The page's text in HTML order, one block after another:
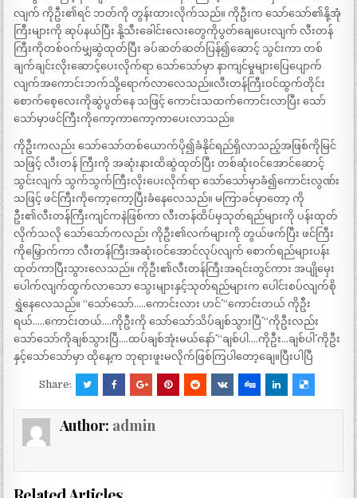
လျက် ကိုဦး၏ရင် ဘတ်ကို တွန်းထားလိုက်သည်။ ကိုဦးက သော်သော်၏နို့အုံ
ကြီးများကို ဆုပ်နယ်ပြီး နို့သီးခေါင်းလေးတွေကိုပွတ်ချေပေးလျက် လီးတန်
ကြီးကိုတစ်ဝက်မျှဆွဲထုတ်ပြီး ခပ်ဆတ်ဆတ်ပြန်၍ဆောင့် သွင်းကာ တစ်
ချက်ချင်းလိုးဆောင့်ပေးလိုက်ရာ သော်သော်မှာ နာကျင်မှုများပြေပျောက်
လျက်အကောင်းဘက်သို့ရောက်လာလေသည်။လီးတန်ကြီးဝင်ထွက်တိုင်း
စောက်စေ့လေးကိုဆွဲပွတ်နေ သဖြင့် ကောင်းသထက်ကောင်းလာပြီး သော်
သော်မှာဖင်ကြီးကိုကော့ကာကော့ကာပေးလာသည်။
ကိုဦးကလည်း သော်သော်တစ်ယောက်ပို၍ခံနိုင်ရည်ရှိလာသည့်အဖြစ်ကိုမြင်
သဖြင့် လီးတန် ကြီးကို အဆုံးနားထိဆွဲထုတ်ပြီး တစ်ဆုံးဝင်အောင်ဆောင့်
သွင်းလျက် သွက်သွက်ကြီးလိုးပေးလိုက်ရာ သော်သော်မှာခံ၍ကောင်းလွဏ်း
သဖြင့် ဖင်ကြီးကိုကော့ကော့ပြီးခံနေလေသည်။ မကြာခင်မှာတော့ ကို
ဦး၏လီးတန်ကြီးကျင်ကနဲဖြစ်ကာ လီးတန်ထိပ်မှသုတ်ရည်များကို ပန်းထုတ်
လိုက်သလို သော်သော်ကလည်း ကိုဦး၏လက်များကို တွယ်ဖက်ပြီး ဖင်ကြီး
ကိုမြှောက်ကာ လီးတန်ကြီးအဆုံးဝင်အောင်လုပ်လျက် စောက်ရည်များပန်း
ထုတ်ကာပြီးသွားလေသည်။ ကိုဦး၏လီးတန်ကြီးအရင်းတွင်ကား အပျိုမှေး
ပေါက်လျက်ထွက်လာသော သွေးများနှင့်သုတ်ရည်များက ပေါင်းစပ်လျက်စို
ရွှဲနေလေသည်။ “သော်သော်…..ကောင်းလား ဟင်´´ “ကောင်းတယ် ကိုဦး
ရယ်…..ကောင်းတယ်….ကိုဦးကို သော်သော်သိပ်ချစ်သွားပြီ´´ “ကိုဦးလည်း
သော်သော်ကိုချစ်သွားပြီ….ထပ်ချစ်အုံးမယ်နော်´´ “ချစ်ပါ….ကိုဦး…ချစ်ပါ´´ ကိုဦး
နှင့်သော်သော်မှာ ထိုနေ့က ဘုရားဖူးမလိုက်ဖြစ်ကြပါတော့ချေ။ပြီးပါပြီ
Share:
Author: admin